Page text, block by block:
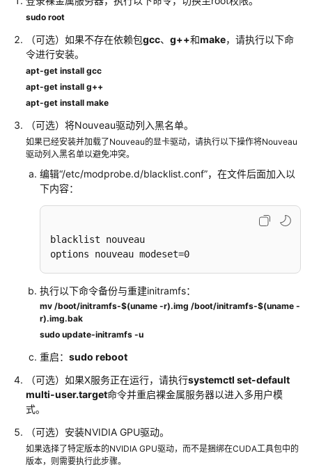
动
CUDA
工
具
包
理
我
BMS
变
BMS
操
作
系
统
使
实
例
自
义
数
据
sudo root
（可选）如果不存在依赖包gcc、 g++和make，请执行以下命
令进行安装。
apt-get install gcc
apt-get install g++
apt-get install make
（可选）将Nouveau驱动列入黑名单。
如果已经安装并加载了Nouveau的显卡驱动，请执行以下操作将Nouveau
驱动列入黑名单以避免冲突。
编辑“/etc/modprobe.d/blacklist.conf”，在文件后面加入以
下内容：
blacklist nouveau
options nouveau modeset=0
执行以下命令备份与重建initramfs：
mv /boot/initramfs-$(uname -r).img /boot/initramfs-$(uname -
r).img.bak
sudo update-initramfs -u
重启： sudo reboot
（可选）如果X服务正在运行，请执行systemctl set-default
multi-user.target命令并重启裸金属服务器以进入多用户模
式。
（可选）安装NVIDIA GPU驱动。
如果选择了特定版本的NVIDIA GPU驱动，而不是捆绑在CUDA工具包中的
版本，则需要执行此步骤。